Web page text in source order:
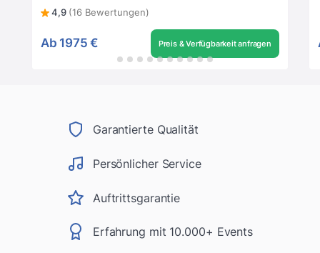
4,9 (16 Bewertungen)
Ab 1975 € Preis & Verfügbarkeit anfragen
Garantierte Qualität
Persönlicher Service
Auftrittsgarantie
Erfahrung mit 10.000+ Events